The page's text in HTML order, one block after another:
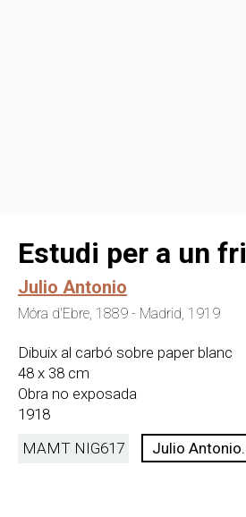
Estudi per a un
Julio Antonio
Móra d'Ebre, 1889 - Madrid, 1919
Dibuix al carbó sobre paper blanc
48 x 38 cm
Obra no exposada
1918
MAMT NIG617 Julio